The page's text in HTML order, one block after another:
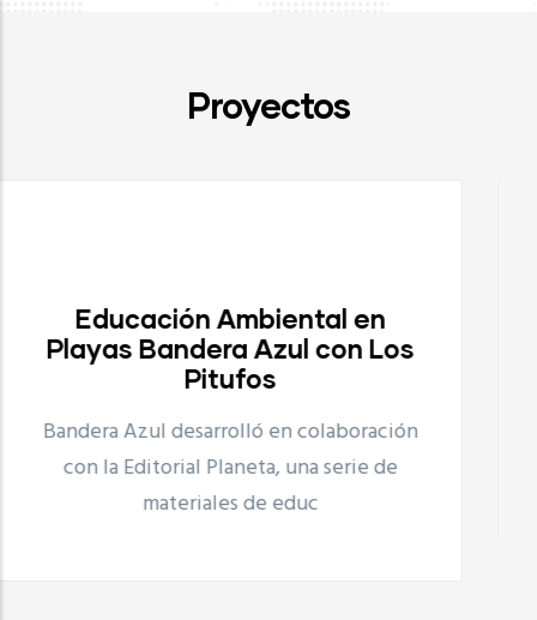
Proyectos
Proyecto Playas Limpias
Bandera Azul desarrolla, en colaboración
que consiste en